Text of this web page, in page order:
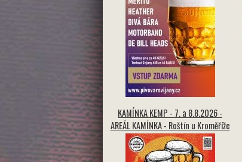
KAMÍNKA KEMP - 7. a 8.8.2026 -
AREÁL KAMÍNKA - Roštín u Kroměříže